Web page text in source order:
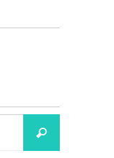
for:
Search